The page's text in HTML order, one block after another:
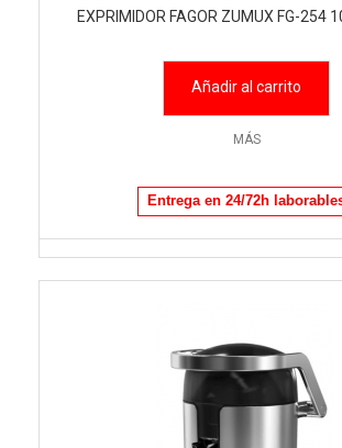
EXPRIMIDOR FAGOR ZUMUX FG-254
Añadir al carrito
MÁS
Entrega en 24/72h